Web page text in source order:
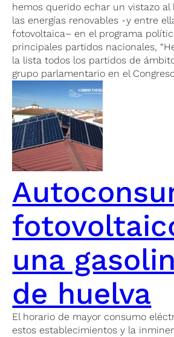
hemos querido echar un vistazo al
las energías renovables -y entre
fotovoltaica– en el programa
principales partidos nacionales,
la lista todos los partidos de
grupo parlamentario en el
una
de huelva
El horario de mayor consumo
estos establecimientos y la